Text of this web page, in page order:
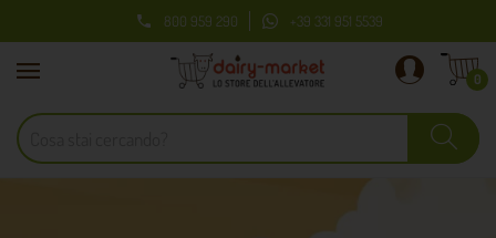
 800 959 290 +39 331 951 5539
0